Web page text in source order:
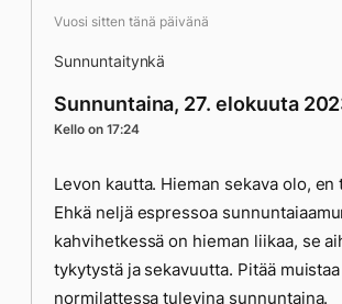
Vuosi sitten tänä päivänä
Sunnuntaitynkä
Sunnuntaina, 27. elokuuta
Kello on 17:24
Levon kautta. Hieman sekava olo, en
Ehkä neljä espressoa
kahvihetkessä on hieman liikaa, se
tykytystä ja sekavuutta. Pitää
normilattessa tulevina sunnuntaina.